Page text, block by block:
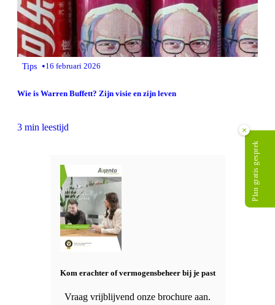
Tips •16 februari 2026
Wie is Warren Buffett? Zijn visie en zijn leven
3 min leestijd
Kom erachter of vermogensbeheer bij je past
Vraag vrijblijvend onze brochure aan.
×
Plan gratis gesprek